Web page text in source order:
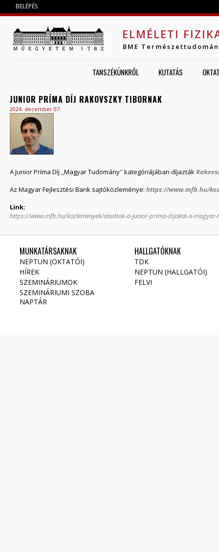
BELÉPÉS
ELMÉLETI
BME
TANSZÉKÜNKRŐL KUTATÁS
JUNIOR PRÍMA DÍJ RAKOVSZKY TIBORNAK
2024. december 07.
A Junior Príma Díj ,,Magyar Tudomány'' kategóriájában díjazták
Az Magyar Fejlesztési Bank sajtóközleménye: https://www.mfb.hu/
Link:
https://www.mfb.hu/kozlemenyek/atadtak-a-junior-prima-dijakat-a-
MUNKATÁRSAKNAK
NEPTUN (OKTATÓI)
HÍREK
SZEMINÁRIUMOK
SZEMINÁRIUMI SZOBA
NAPTÁR
HALLGATÓKNAK
TDK
NEPTUN (HALLGATÓI)
FELVI